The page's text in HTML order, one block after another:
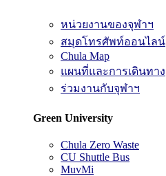
หน่วยงานของจุฬาฯ
สมุดโทรศัพท์ออนไลน์
Chula Map
แผนที่และการเดินทาง
ร่วมงานกับจุฬาฯ
Green University
Chula Zero Waste
CU Shuttle Bus
MuvMi